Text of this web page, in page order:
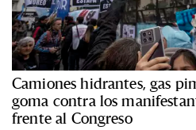
Camiones hidrantes, gas
goma contra los
frente al Congreso